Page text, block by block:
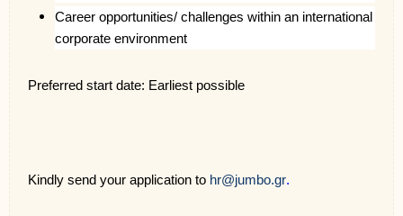
Career opportunities/ challenges within an international
corporate environment
Preferred start date: Earliest possible
Kindly send your application to hr@jumbo.gr.